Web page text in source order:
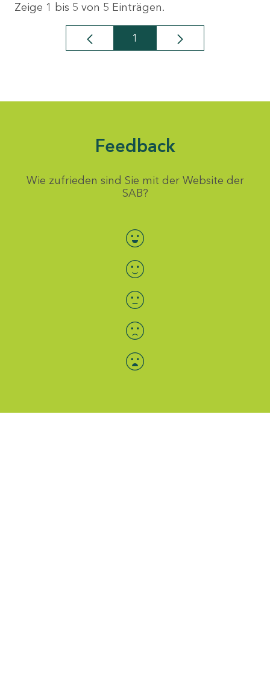
Zeige 1 bis 5 von 5 Einträgen.
Seite
1
Feedback
Wie zufrieden sind Sie mit der Website der
SAB?
Bewertung auswählen